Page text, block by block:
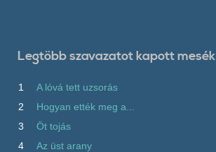
Legtöbb szavazatot kapott mesék
1
A lóvá tett uzsorás
2
Hogyan ették meg a...
3
Öt tojás
4
Az üst arany